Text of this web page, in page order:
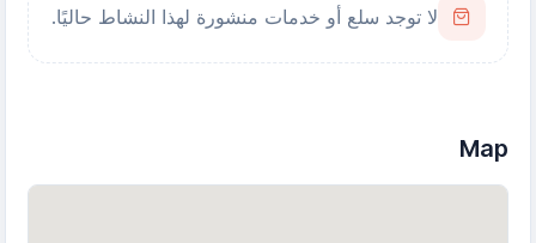
لا توجد سلع أو خدمات منشورة لهذا النشاط حاليًا.
Map